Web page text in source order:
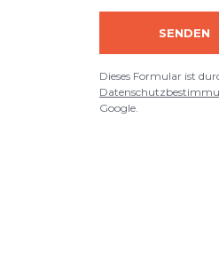
SENDEN
Dieses Formular ist
Google.